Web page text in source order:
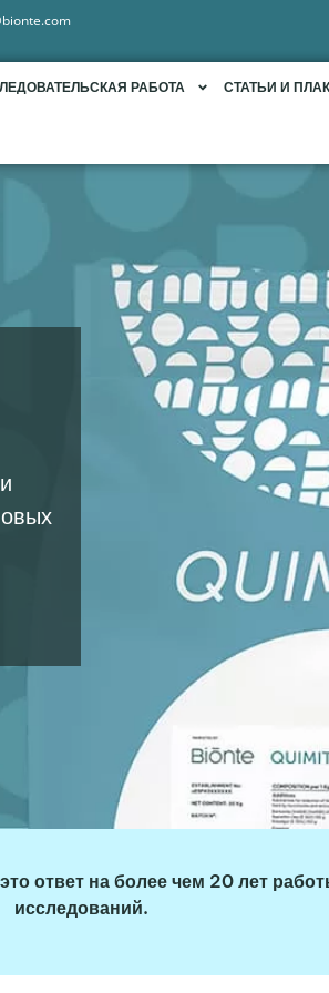
РАБОТА СТАТЬИ И
ответ на более чем 20 лет
исследований.